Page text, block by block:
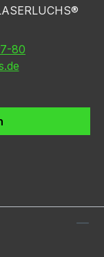
80